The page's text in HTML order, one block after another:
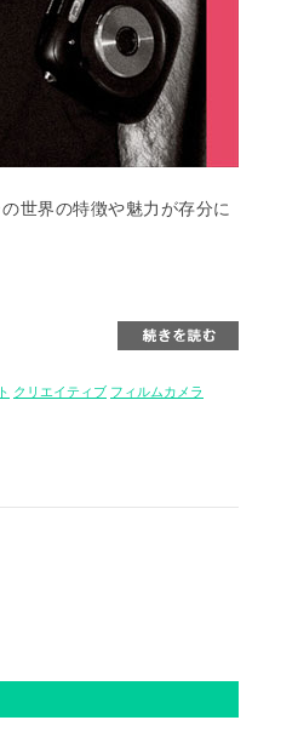
世界の特徴や魅力が存分に
クリエイティブ フィルムカメラ